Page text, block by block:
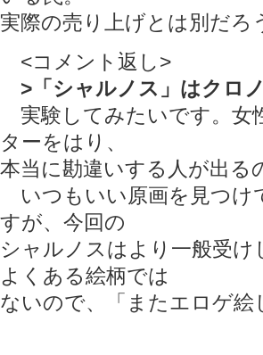
実際の売り上げとは別だ
<コメント返し>
>「シャルノス」はクロ
実験してみたいです。女
ターをはり、
本当に勘違いする人が出る
いつもいい原画を見つけ
すが、今回の
シャルノスはより一般受
よくある絵柄では
ないので、「またエロゲ